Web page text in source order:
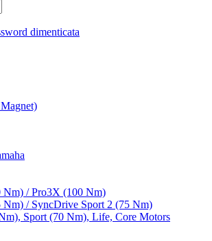
dimenticata
Nm) / Pro3X (100 Nm)
Nm) / SyncDrive Sport 2 (75 Nm)
Sport (70 Nm), Life, Core Motors